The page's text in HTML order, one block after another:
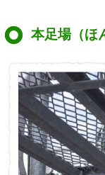
本足場（ほ